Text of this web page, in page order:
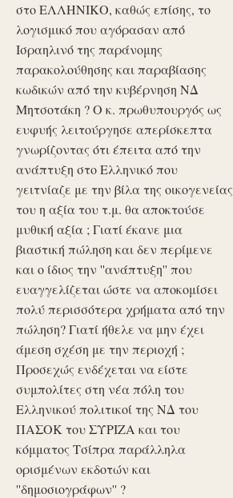
στο ΕΛΛΗΝΙΚΟ, καθώς επίσης, το
λογισμικό που αγόρασαν από
Ισραηλινό της παράνομης
παρακολούθησης και παραβίασης
κωδικών από την κυβέρνηση ΝΔ
Μητσοτάκη ? Ο κ. πρωθυπουργός ως
ευφυής λειτούργησε απερίσκεπτα
γνωρίζοντας ότι έπειτα από την
ανάπτυξη στο Ελληνικό που
γειτνίαζε με την βίλα της οικογενείας
του η αξία του τ.μ. θα αποκτούσε
μυθική αξία ; Γιατί έκανε μια
βιαστική πώληση και δεν περίμενε
και ο ίδιος την ''ανάπτυξη'' που
ευαγγελίζεται ώστε να αποκομίσει
πολύ περισσότερα χρήματα από την
πώληση? Γιατί ήθελε να μην έχει
άμεση σχέση με την περιοχή ;
Προσεχώς ενδέχεται να είστε
συμπολίτες στη νέα πόλη του
Ελληνικού πολιτικοί της ΝΔ του
ΠΑΣΟΚ του ΣΥΡΙΖΑ και του
κόμματος Τσίπρα παράλληλα
ορισμένων εκδοτών και
''δημοσιογράφων'' ?